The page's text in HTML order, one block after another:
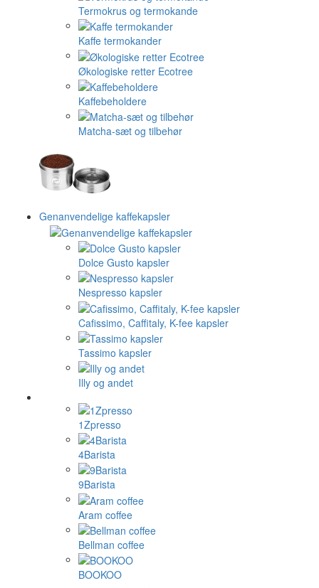
Termokrus og termokande
Kaffe termokander
Økologiske retter Ecotree
Kaffebeholdere
Matcha-sæt og tilbehør
Genanvendelige kaffekapsler
Dolce Gusto kapsler
Nespresso kapsler
Cafissimo, Caffitaly, K-fee kapsler
Tassimo kapsler
Illy og andet
1Zpresso
4Barista
9Barista
Aram coffee
Bellman coffee
BOOKOO